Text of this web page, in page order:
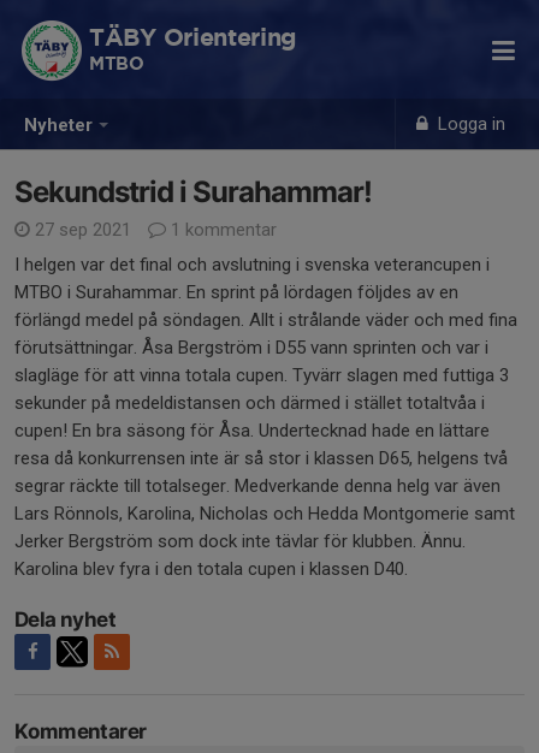
Nyheter Logga in
TÄBY Orientering
MTBO
Sekundstrid i Surahammar!
27 sep 2021
1 kommentar
I helgen var det final och avslutning i svenska veterancupen i
MTBO i Surahammar. En sprint på lördagen följdes av en
förlängd medel på söndagen. Allt i strålande väder och med fina
förutsättningar. Åsa Bergström i D55 vann sprinten och var i
slagläge för att vinna totala cupen. Tyvärr slagen med futtiga 3
sekunder på medeldistansen och därmed i stället totaltvåa i
cupen! En bra säsong för Åsa. Undertecknad hade en lättare
resa då konkurrensen inte är så stor i klassen D65, helgens två
segrar räckte till totalseger. Medverkande denna helg var även
Lars Rönnols, Karolina, Nicholas och Hedda Montgomerie samt
Jerker Bergström som dock inte tävlar för klubben. Ännu.
Karolina blev fyra i den totala cupen i klassen D40.
Dela nyhet
Kommentarer